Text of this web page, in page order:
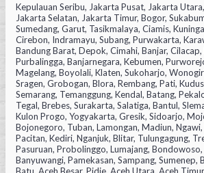
Kepulauan Seribu, Jakarta Pusat, Jakarta
Jakarta Selatan, Jakarta Timur, Bogor,
Sumedang, Garut, Tasikmalaya, Ciamis,
Cirebon, Indramayu, Subang, Purwakarta,
Bandung Barat, Depok, Cimahi, Banjar, Cilacap,
Purbalingga, Banjarnegara, Kebumen,
Magelang, Boyolali, Klaten, Sukoharjo,
Sragen, Grobogan, Blora, Rembang, Pati,
Semarang, Temanggung, Kendal, Batang,
Tegal, Brebes, Surakarta, Salatiga, Bantul,
Kulon Progo, Yogyakarta, Gresik, Sidoarjo,
Bojonegoro, Tuban, Lamongan, Madiun,
Pacitan, Kediri, Nganjuk, Blitar, Tulungagung,
Pasuruan, Probolinggo, Lumajang,
Banyuwangi, Pamekasan, Sampang, Sumenep,
Batu, Aceh Besar, Pidie, Aceh Utara, Aceh